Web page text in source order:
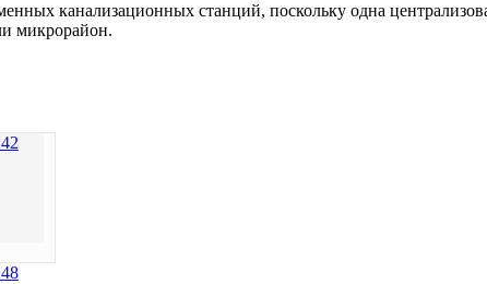
канализационных станций, поскольку одна
микрорайон.